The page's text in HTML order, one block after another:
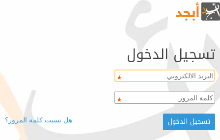
تسجيل الدخول
هل نسيت كلمة المرور؟